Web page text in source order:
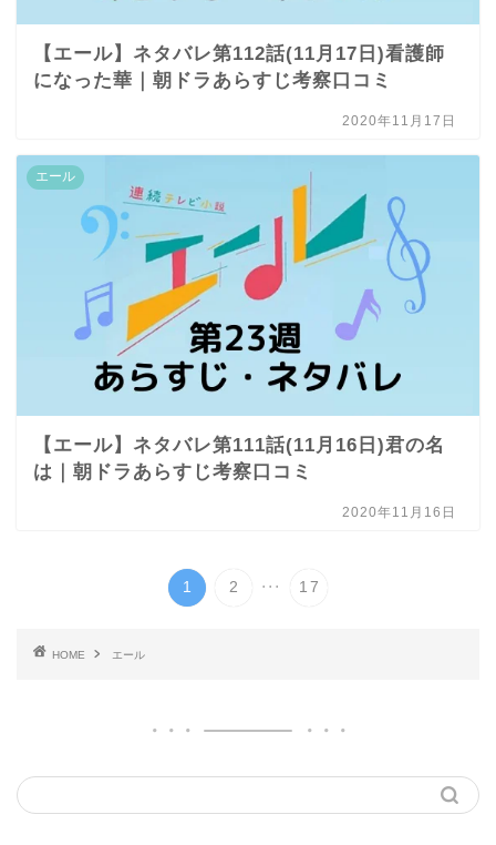
【エール】ネタバレ第112話(11月17日)看護師
になった華｜朝ドラあらすじ考察口コミ
2020年11月17日
エール
【エール】ネタバレ第111話(11月16日)君の名
は｜朝ドラあらすじ考察口コミ
2020年11月16日
1 2 ... 17
HOME エール